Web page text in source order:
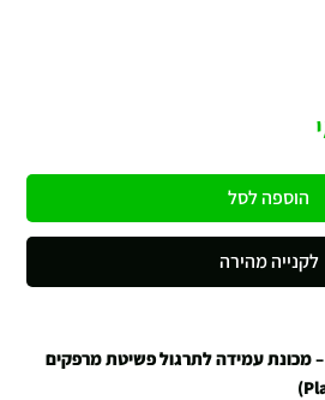
הוספה לסל
לקנייה מהירה
IRONIX MaxPump 8150 – מכונת עמידה לתרגול פשיטת מרפקים